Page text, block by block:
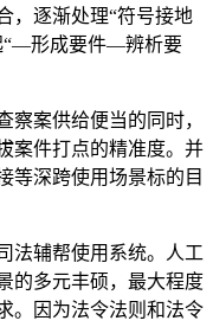
，逐渐处理“符号接地
“—形成要件—辨析要
案供给便当的同时，
案件打点的精准度。并
等深跨使用场景标的目
辅帮使用系统。人工
的多元丰硕，最大程度
。因为法令法则和法令